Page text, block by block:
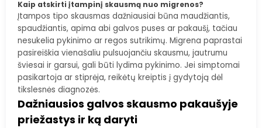
Kaip atskirti įtampinį skausmą nuo migrenos?
Įtampos tipo skausmas dažniausiai būna maudžiantis,
spaudžiantis, apima abi galvos puses ar pakaušį, tačiau
nesukelia pykinimo ar regos sutrikimų. Migrena paprastai
pasireiškia vienašaliu pulsuojančiu skausmu, jautrumu
šviesai ir garsui, gali būti lydima pykinimo. Jei simptomai
pasikartoja ar stiprėja, reikėtų kreiptis į gydytoją dėl
tikslesnės diagnozės.
Dažniausios galvos skausmo pakaušyje
priežastys ir ką daryti